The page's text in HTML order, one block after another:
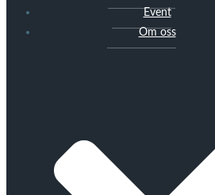
Event
Om oss